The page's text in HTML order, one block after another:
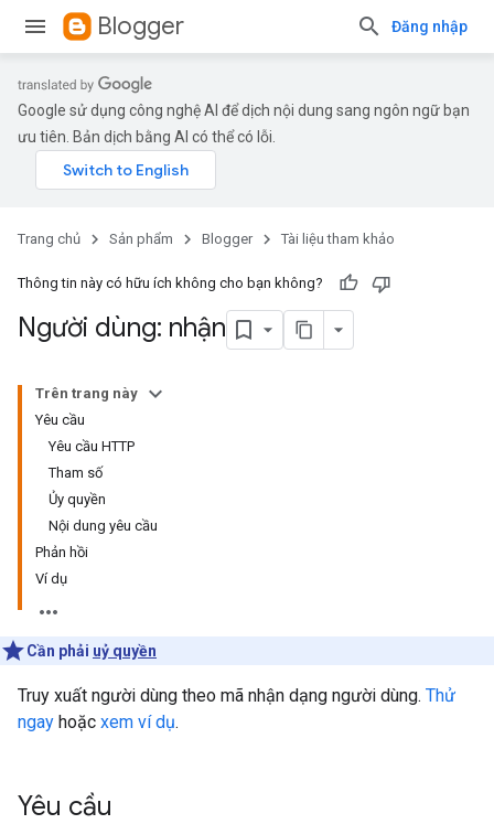
Blogger Đăng nhập
Google sử dụng công nghệ AI để dịch nội dung sang ngôn ngữ bạn
ưu tiên. Bản dịch bằng AI có thể có lỗi.
Trang chủ Sản phẩm Blogger Tài liệu tham khảo
Thông tin này có hữu ích không cho bạn không?
Người dùng: nhận
Trên trang này
Yêu cầu
Yêu cầu HTTP
Tham số
Ủy quyền
Nội dung yêu cầu
Phản hồi
Ví dụ
Cần phải uỷ quyền
Truy xuất người dùng theo mã nhận dạng người dùng. Thử
ngay hoặc xem ví dụ.
Yêu cầu